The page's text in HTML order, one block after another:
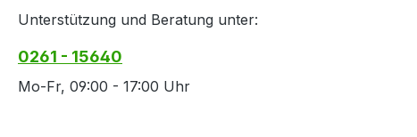
Unterstützung und Beratung unter:
0261 - 15640
Mo-Fr, 09:00 - 17:00 Uhr